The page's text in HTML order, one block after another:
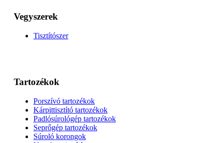
Vegyszerek
Tisztítószer
Tartozékok
Porszívó tartozékok
Kárpittisztító tartozékok
Padlósúrológép tartozékok
Seprőgép tartozékok
Súroló korongok